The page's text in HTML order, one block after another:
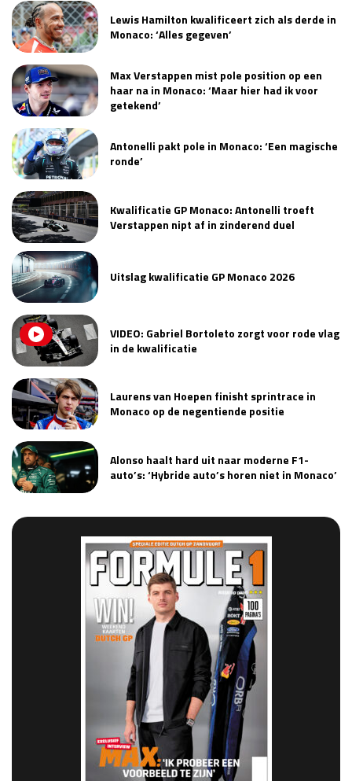
Lewis Hamilton kwalificeert zich als derde in
Monaco: ‘Alles gegeven’
Max Verstappen mist pole position op een
haar na in Monaco: ‘Maar hier had ik voor
getekend’
Antonelli pakt pole in Monaco: ‘Een magische
ronde’
Kwalificatie GP Monaco: Antonelli troeft
Verstappen nipt af in zinderend duel
Uitslag kwalificatie GP Monaco 2026
VIDEO: Gabriel Bortoleto zorgt voor rode vlag
in de kwalificatie
Laurens van Hoepen finisht sprintrace in
Monaco op de negentiende positie
Alonso haalt hard uit naar moderne F1-
auto’s: ‘Hybride auto’s horen niet in Monaco’